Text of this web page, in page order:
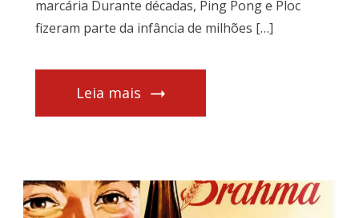
marcária Durante décadas, Ping Pong e Ploc
fizeram parte da infância de milhões […]
Leia mais